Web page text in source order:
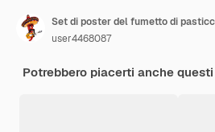
Set di poster del fumetto di
user4468087
Potrebbero piacerti anche